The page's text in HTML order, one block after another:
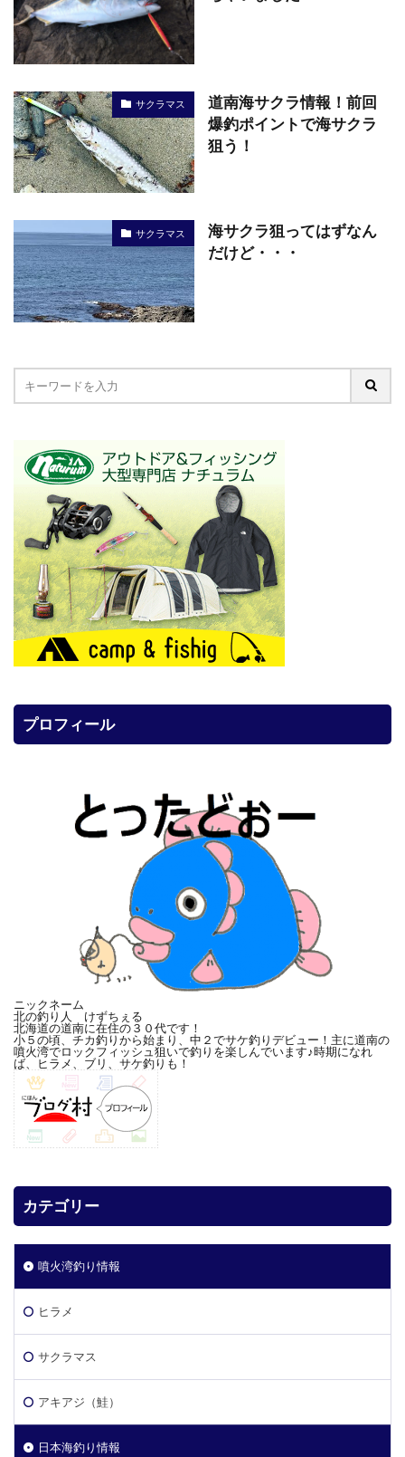
サクラマス
道南海サクラ情報！前回
爆釣ポイントで海サクラ
狙う！
サクラマス
海サクラ狙ってはずなん
だけど・・・
プロフィール
ニックネーム
北の釣り人 けずちぇる
北海道の道南に在住の３０代です！
小５の頃、チカ釣りから始まり、中２でサケ釣りデビュー！主に道南の
噴火湾でロックフィッシュ狙いで釣りを楽しんでいます♪時期になれ
ば、ヒラメ、ブリ、サケ釣りも！
カテゴリー
噴火湾釣り情報
ヒラメ
サクラマス
アキアジ（鮭）
日本海釣り情報